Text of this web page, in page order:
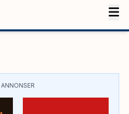
ANNONSER